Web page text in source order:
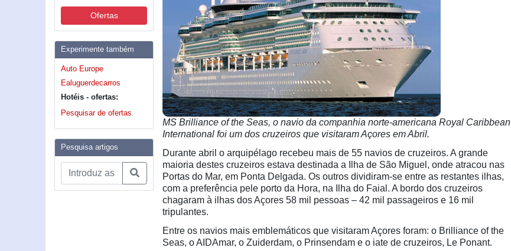
Ofertas
Experimente também
Auto Europe
Ealuguerdecarros
Hotéis - ofertas:
Pesquisar de ofertas
Pesquisa artigos
MS Brilliance of the Seas, o navio da companhia norte-americana Royal Caribbean
International foi um dos cruzeiros que visitaram Açores em Abril.
Durante abril o arquipélago recebeu mais de 55 navios de cruzeiros. A grande
maioria destes cruzeiros estava destinada a Ilha de São Miguel, onde atracou nas
Portas do Mar, em Ponta Delgada. Os outros dividiram-se entre as restantes ilhas,
com a preferência pele porto da Hora, na Ilha do Faial. A bordo dos cruzeiros
chagaram à ilhas dos Açores 58 mil pessoas – 42 mil passageiros e 16 mil
tripulantes.
Entre os navios mais emblemáticos que visitaram Açores foram: o Brilliance of the
Seas, o AIDAmar, o Zuiderdam, o Prinsendam e o iate de cruzeiros, Le Ponant.